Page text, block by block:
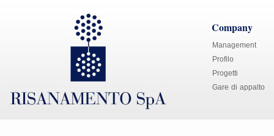
Company
Management
Profilo
Progetti
Gare di appalto